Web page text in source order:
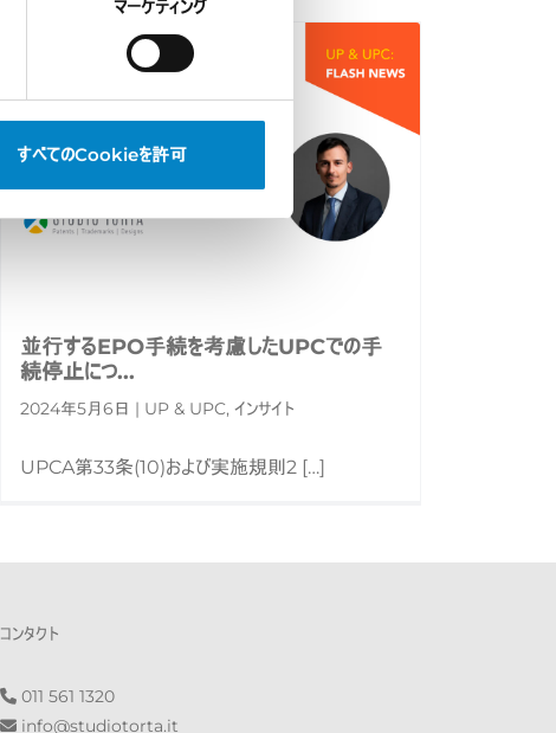
マーケティング
すべてのCookieを許可
並行するEPO手続を考慮したUPCでの手
続停止につ...
2024年5月6日 | UP & UPC, インサイト
UPCA第33条(10)および実施規則2 […]
コンタクト
011 561 1320
info@st​​udiotorta.it